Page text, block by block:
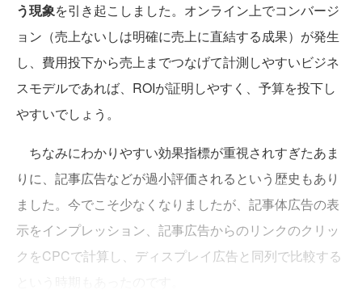
う現象を引き起こしました。オンライン上でコンバージ
ョン（売上ないしは明確に売上に直結する成果）が発生
し、費用投下から売上までつなげて計測しやすいビジネ
スモデルであれば、ROIが証明しやすく、予算を投下し
やすいでしょう。
ちなみにわかりやすい効果指標が重視されすぎたあま
りに、記事広告などが過小評価されるという歴史もあり
ました。今でこそ少なくなりましたが、記事体広告の表
示をインプレッション、記事広告からのリンクのクリッ
クをCPCで計算し、ディスプレイ広告と同列で比較する